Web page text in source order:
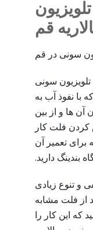
قم
سونی در قم
سونی
با نفوذ آب به
ها و از بین
فلت کار
تعمیر آن
بندینگ دارید.
و تنوع زیادی
از فلت مشابه
که این کار را